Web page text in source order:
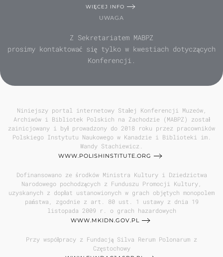
WIĘCEJ INFO
UWAGA
Z Sekretariatem MABPZ
prosimy kontaktować się tylko w kwestiach dotyczących
Konferencji.
Niniejszy portal internetowy Stałej Konferencji Muzeów,
Archiwów i Bibliotek Polskich na Zachodzie (MABPZ) został
zainicjowany i był prowadzony do 2018 roku przez pracowników
Polskiego Instytutu Naukowego w Kanadzie i Biblioteki im.
Wandy Stachiewicz.
WWW.POLISHINSTITUTE.ORG
Dofinansowano ze środków Ministra Kultury i Dziedzictwa
Narodowego pochodzących z Funduszu Promocji Kultury,
uzyskanych z dopłat ustanowionych w grach objętych monopolem
państwa, zgodnie z art. 80 ust. 1 ustawy z dnia 19
listopada 2009 r. o grach hazardowych
WWW.MKIDN.GOV.PL
Przy współpracy z Fundacją Silva Rerum Polonarum z
Częstochowy